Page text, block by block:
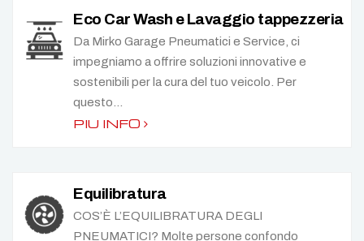
Eco Car Wash e Lavaggio tappezzeria
Da Mirko Garage Pneumatici e Service, ci
impegniamo a offrire soluzioni innovative e
sostenibili per la cura del tuo veicolo. Per
questo...
PIU INFO
Equilibratura
COS’È L’EQUILIBRATURA DEGLI
PNEUMATICI? Molte persone confondo